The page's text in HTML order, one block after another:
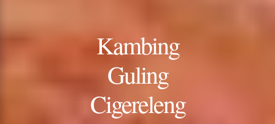
Kambing
Guling
Cigereleng